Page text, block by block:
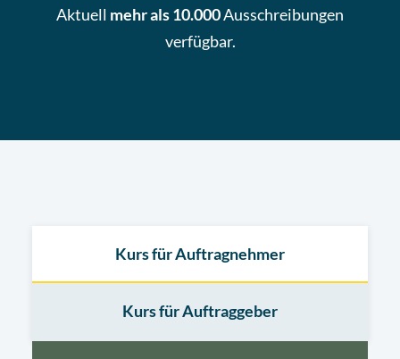
Aktuell mehr als 10.000Ausschreibungen
verfügbar.
Kurs für Auftragnehmer
Kurs für Auftraggeber